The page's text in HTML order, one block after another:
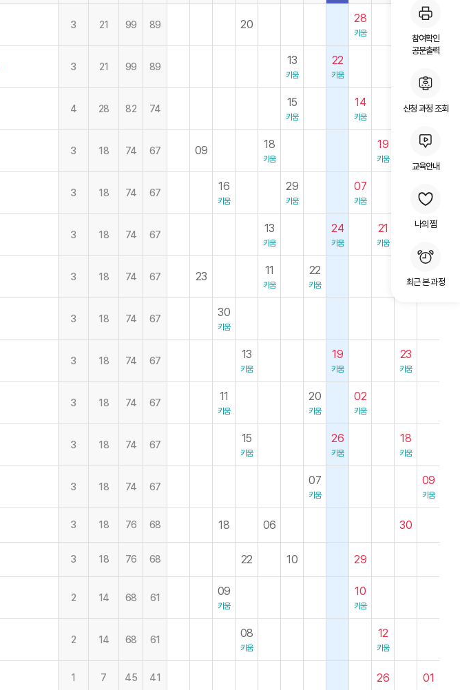
참여확인
공문출력
신청 과정 조회
교육안내
나의 찜
최근 본 과정
3 21 99 89 20 28
키움
14
키움
3 21 99 89 13
키움
22
키움
4 28 82 74 15
키움
14
키움
3 18 74 67 09 18
키움
19
키움
07
3 18 74 67 16
키움
29
키움
07
키움
3 18 74 67 13
키움
24
키움
21
키움
3 18 74 67 23 11
키움
22
키움 키움 키움
3 18 74 67 30
키움
3 18 74 67 13
키움
19
키움
23
키움
3 18 74 67 11
키움
20
키움
02
키움
3 18 74 67 15
키움
26
키움
18
키움
3 18 74 67 07
키움
09
키움
3 18 76 68 18 06 30
3 18 76 68 22 10 29
2 14 68 61 09
키움
10
키움
2 14 68 61 08
키움
12
키움
1 7 45 41 26 01